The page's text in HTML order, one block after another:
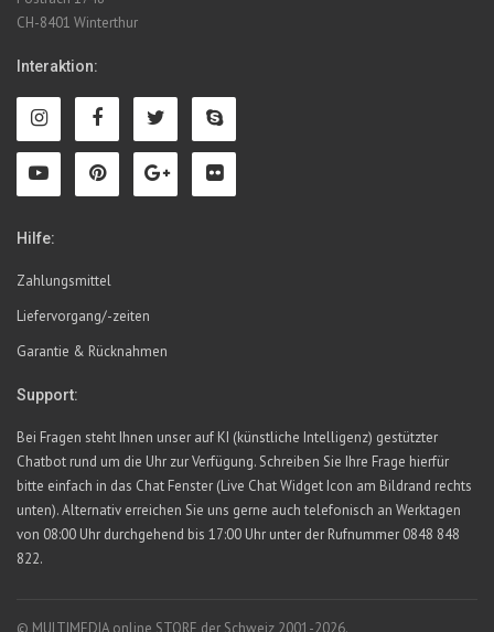
CH-8401 Winterthur
Interaktion:
Hilfe:
Zahlungsmittel
Liefervorgang/-zeiten
Garantie & Rücknahmen
Support:
Bei Fragen steht Ihnen unser auf KI (künstliche Intelligenz) gestützter
Chatbot rund um die Uhr zur Verfügung. Schreiben Sie Ihre Frage hierfür
bitte einfach in das Chat Fenster (Live Chat Widget Icon am Bildrand rechts
unten). Alternativ erreichen Sie uns gerne auch telefonisch an Werktagen
von 08:00 Uhr durchgehend bis 17:00 Uhr unter der Rufnummer 0848 848
822.